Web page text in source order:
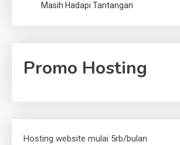
Masih Hadapi Tantangan
Promo Hosting
Hosting website mulai 5rb/bulan